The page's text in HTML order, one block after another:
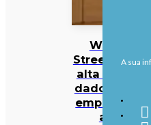
Wall
Street em
alta com
dados de
emprego
a
A sua